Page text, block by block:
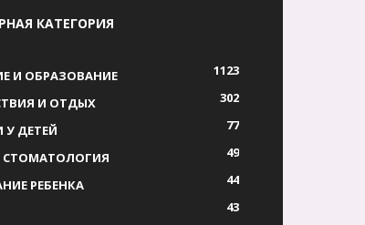
КАТЕГОРИЯ
И ОБРАЗОВАНИЕ
1123
И ОТДЫХ
302
У ДЕТЕЙ
77
СТОМАТОЛОГИЯ
49
РЕБЕНКА
44
43